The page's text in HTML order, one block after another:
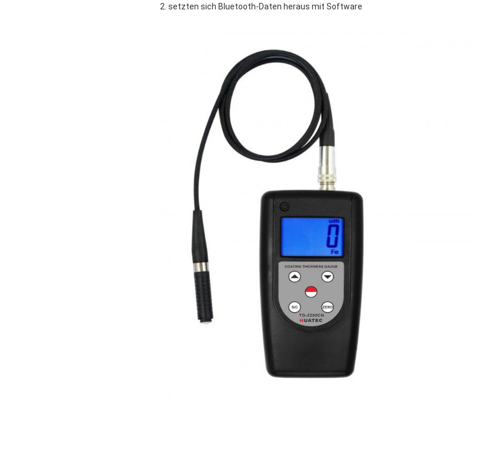
2. setzten sich Bluetooth-Daten heraus mit Software